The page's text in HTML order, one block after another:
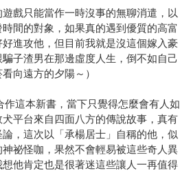
戲只能當作一時沒事的無聊消遣，以
間的對象，如果真的遇到優質的高富
進攻他，但目前我就是沒這個嫁入豪
子渣男在那邊虛度人生，倒不如自己
向遠方的夕陽～）
作這本新書，當下只覺得怎麼會有人如
平台來自四面八方的傳說故事，真有
，這次以「承楊居士」自稱的他，似
祕怪咖，果然不會輕易被這些奇人異
他肯定也是很著迷這些讓人一再值得